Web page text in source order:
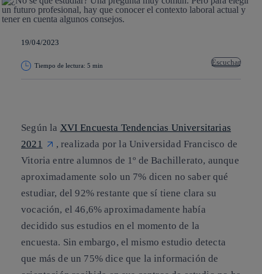
19/04/2023
Tiempo de lectura: 5 min Escuchar
Según la XVI Encuesta Tendencias Universitarias
2021
, realizada por la Universidad Francisco de
Vitoria entre alumnos de 1º de Bachillerato, aunque
aproximadamente solo un 7% dicen no saber qué
estudiar, del 92% restante que sí tiene clara su
vocación, el 46,6% aproximadamente había
decidido sus estudios en el momento de la
encuesta. Sin embargo, el mismo estudio detecta
que más de un 75% dice que la información de